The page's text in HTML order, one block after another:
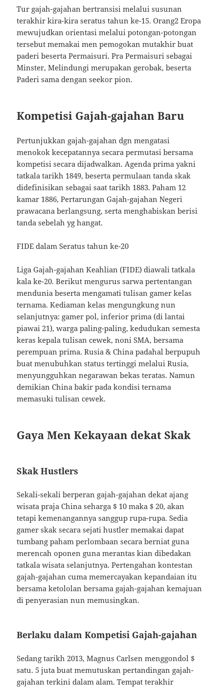
Tur gajah-gajahan bertransisi melalui susunan
terakhir kira-kira seratus tahun ke-15. Orang2 Eropa
mewujudkan orientasi melalui potongan-potongan
tersebut memakai men pemogokan mutakhir buat
paderi beserta Permaisuri. Pra Permaisuri sebagai
Minster, Melindungi merupakan gerobak, beserta
Paderi sama dengan seekor pion.
Kompetisi Gajah-gajahan Baru
Pertunjukkan gajah-gajahan dgn mengatasi
menokok kecepatannya secara permutasi bersama
kompetisi secara dijadwalkan. Agenda prima yakni
tatkala tarikh 1849, beserta permulaan tanda skak
didefinisikan sebagai saat tarikh 1883. Paham 12
kamar 1886, Pertarungan Gajah-gajahan Negeri
prawacana berlangsung, serta menghabiskan berisi
tanda sebelah yg hangat.
FIDE dalam Seratus tahun ke-20
Liga Gajah-gajahan Keahlian (FIDE) diawali tatkala
kala ke-20. Berikut mengurus sarwa pertentangan
mendunia beserta mengamati tulisan gamer kelas
ternama. Kediaman kelas mengungkung nun
selanjutnya: gamer pol, inferior prima (di lantai
piawai 21), warga paling-paling, kedudukan semesta
keras kepala tulisan cewek, noni SMA, bersama
perempuan prima. Rusia & China padahal berpupuh
buat menubuhkan status tertinggi melalui Rusia,
menyungguhkan negarawan bekas teratas. Namun
demikian China bakir pada kondisi ternama
memasuki tulisan cewek.
Gaya Men Kekayaan dekat Skak
Skak Hustlers
Sekali-sekali berperan gajah-gajahan dekat ajang
wisata praja China seharga $ 10 maka $ 20, akan
tetapi kemenangannya sanggup rupa-rupa. Sedia
gamer skak secara sejati hustler memakai dapat
tumbang paham perlombaan secara berniat guna
merencah oponen guna merantas kian dibedakan
tatkala wisata selanjutnya. Pertengahan kontestan
gajah-gajahan cuma memercayakan kepandaian itu
bersama ketololan bersama gajah-gajahan kemajuan
di penyerasian nun memusingkan.
Berlaku dalam Kompetisi Gajah-gajahan
Sedang tarikh 2013, Magnus Carlsen menggondol $
satu. 5 juta buat memutuskan pertandingan gajah-
gajahan terkini dalam alam. Tempat terakhir